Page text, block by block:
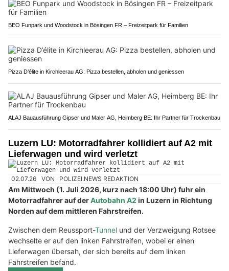
BEO Funpark und Woodstock in Bösingen FR – Freizeitpark für Familien
Pizza D’élite in Kirchleerau AG: Pizza bestellen, abholen und geniessen
ALAJ Bauausführung Gipser und Maler AG, Heimberg BE: Ihr Partner für Trockenbau
Luzern LU: Motorradfahrer kollidiert auf A2 mit
Lieferwagen und wird verletzt
02.07.26 VON POLIZEI.NEWS REDAKTION
Am Mittwoch (1. Juli 2026, kurz nach 18:00 Uhr) fuhr ein
Motorradfahrer auf derAutobahn A2 in Luzern in Richtung
Norden auf dem mittleren Fahrstreifen.
Zwischen dem Reussport-Tunnel und der Verzweigung Rotsee
wechselte er auf den linken Fahrstreifen, wobei er einen
Lieferwagen übersah, der sich bereits auf dem linken
Fahrstreifen befand.